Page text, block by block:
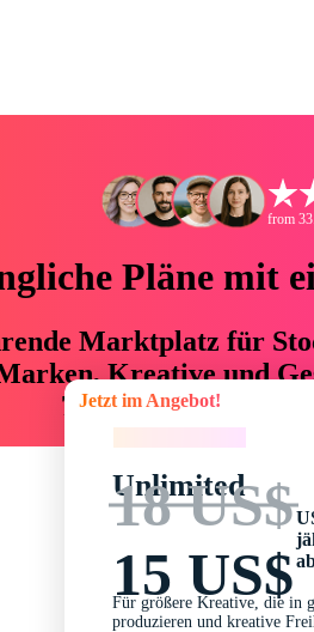
from
Pläne mit
Marktplatz für
Kreative und
76 % an Zeit und
Jetzt im Angebot!
Unlimited
18 US$
15 US$
Für größere Kreative, die in
produzieren und kreative